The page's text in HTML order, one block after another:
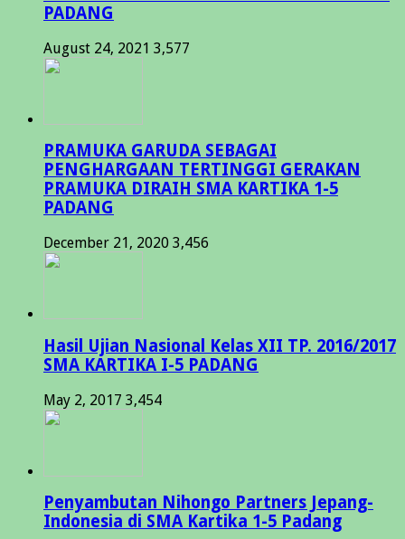
PADANG
August 24, 2021 3,577
PRAMUKA GARUDA SEBAGAI
PENGHARGAAN TERTINGGI GERAKAN
PRAMUKA DIRAIH SMA KARTIKA 1-5
PADANG
December 21, 2020 3,456
Hasil Ujian Nasional Kelas XII TP. 2016/2017
SMA KARTIKA I-5 PADANG
May 2, 2017 3,454
Penyambutan Nihongo Partners Jepang-
Indonesia di SMA Kartika 1-5 Padang